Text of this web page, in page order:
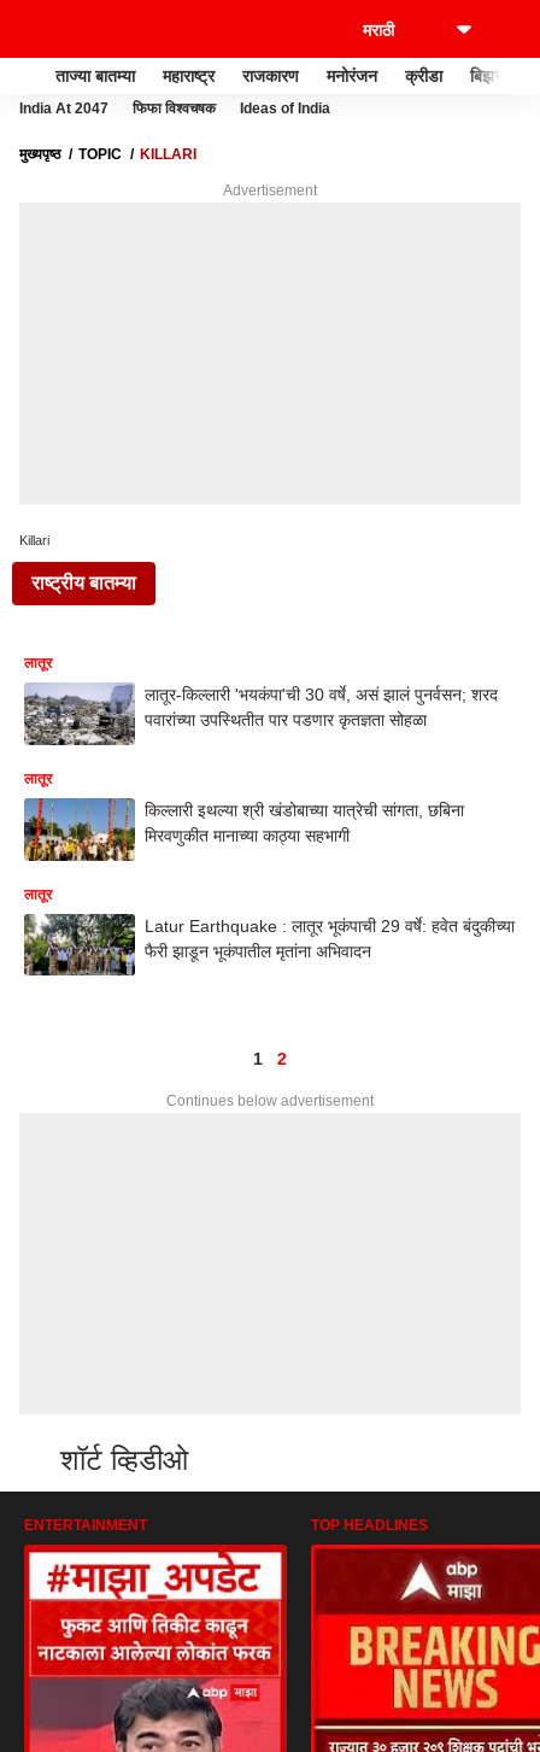
ताज्या बातम्या महाराष्ट्र राजकारण मनोरंजन क्रीडा बिझनेस
India At 2047 फिफा विश्वचषक Ideas of India
मुख्यपृष्ठ TOPIC KILLARI
Advertisement
Killari
राष्ट्रीय बातम्या
लातूर
लातूर-किल्लारी 'भयकंपा'ची 30 वर्षे, असं झालं पुनर्वसन; शरद
पवारांच्या उपस्थितीत पार पडणार कृतज्ञता सोहळा
लातूर
किल्लारी इथल्या श्री खंडोबाच्या यात्रेची सांगता, छबिना
मिरवणुकीत मानाच्या काठ्या सहभागी
लातूर
Latur Earthquake : लातूर भूकंपाची 29 वर्षे: हवेत बंदुकीच्या
फैरी झाडून भूकंपातील मृतांना अभिवादन
1 2
Continues below advertisement
शॉर्ट व्हिडीओ
ENTERTAINMENT TOP HEADLINES